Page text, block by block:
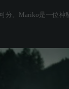
分。Mariko是一位